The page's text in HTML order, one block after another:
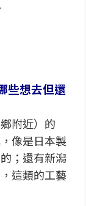
些想去但還
附近）的
像是日本製
；還有新潟
這類的工藝